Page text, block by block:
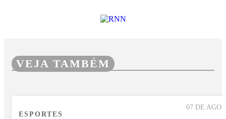
VEJA TAMBÉM
07 DE AGO
ESPORTES